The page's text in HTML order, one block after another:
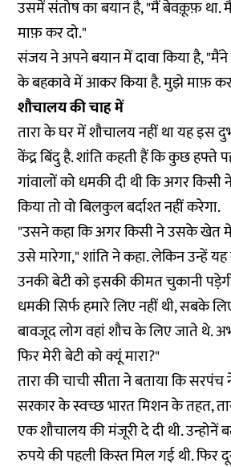
उसमें संतोष का बयान है, "मैं बेवक़ूफ़ था.
माफ़ कर दो."
संजय ने अपने बयान में दावा किया है,
के बहकावे में आकर किया है. मुझे माफ़
शौचालय की चाह में
तारा के घर में शौचालय नहीं था यह इस
केंद्र बिंदु है. शांति कहती हैं कि कुछ हफ्ते
गांवालों को धमकी दी थी कि अगर
किया तो वो बिलकुल बर्दाश्त नहीं करेगा.
"उसने कहा कि अगर किसी ने उसके खेत में
उसे मारेगा," शांति ने कहा. लेकिन उन्हें यह
उनकी बेटी को इसकी कीमत चुकानी
धमकी सिर्फ हमारे लिए नहीं थी, सबके
बावजूद लोग वहां शौच के लिए जाते थे.
फिर मेरी बेटी को क्यूं मारा?"
तारा की चाची सीता ने बताया कि
सरकार के स्वच्छ भारत मिशन के तहत,
एक शौचालय की मंजूरी दे दी थी. उन्होनें
रुपये की पहली किस्त मिल गई थी. फिर